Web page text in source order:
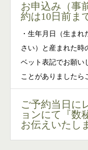
お申込み（事
約は10日前ま
・生年月日（生ま
さい）と産まれた時
ベット表記でお願い
ことがありましたら
ご予約当日に
ョンにて『数
お伝えいたし